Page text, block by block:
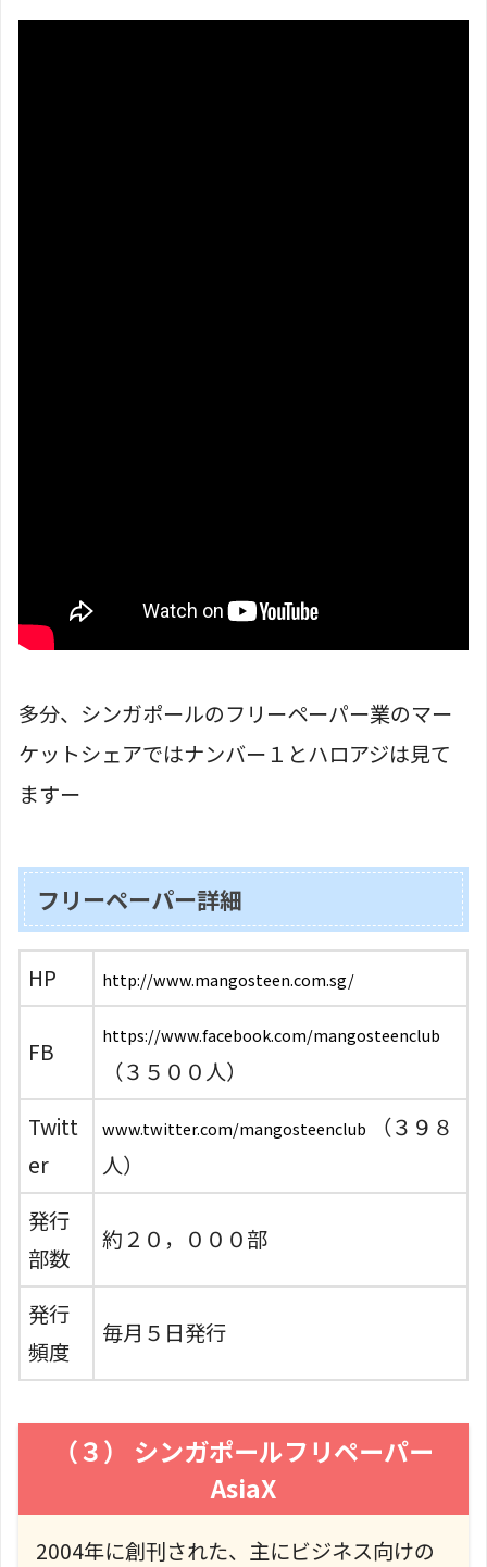
多分、シンガポールのフリーペーパー業のマー
ケットシェアではナンバー１とハロアジは見て
ますー
フリーペーパー詳細
HP http://www.mangosteen.com.sg/
FB
https://www.facebook.com/mangosteenclub
（３５００人）
Twitt
er
www.twitter.com/mangosteenclub
（３９８
人）
発行
部数
約２０，０００部
発行
頻度
毎月５日発行
（３） シンガポールフリペーパー
AsiaX
2004年に創刊された、主にビジネス向けの